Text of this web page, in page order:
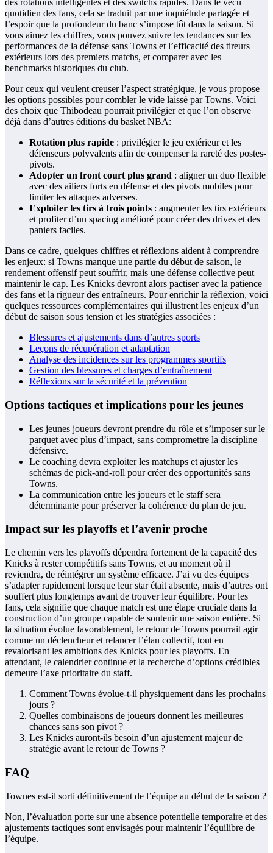
des rotations intelligentes et des switchs rapides. Dans le vécu
quotidien des fans, cela se traduit par une inquiétude partagée et
l’espoir que la profondeur du banc s’impose tôt dans la saison. Si
vous aimez les chiffres, vous pouvez suivre les tendances sur les
performances de la défense sans Towns et l’efficacité des tireurs
extérieurs lors des premiers matchs, et comparer avec les
benchmarks historiques du club.
Pour ceux qui veulent creuser l’aspect stratégique, je vous propose
les options possibles pour combler le vide laissé par Towns. Voici
des choix que Thibodeau pourrait privilégier et que l’on observe
déjà dans d’autres éditions du basket NBA:
Rotation plus rapide : privilégier le jeu extérieur et les
défenseurs polyvalents afin de compenser la rareté des postes-
pivots.
Adopter un front court plus grand : aligner un duo flexible
avec des ailiers forts en défense et des pivots mobiles pour
limiter les attaques adverses.
Exploiter les tirs à trois points : augmenter les tirs extérieurs
et profiter d’un spacing amélioré pour créer des drives et des
paniers faciles.
Dans ce cadre, quelques chiffres et réflexions aident à comprendre
les enjeux: si Towns manque une partie du début de saison, le
rendement offensif peut souffrir, mais une défense collective peut
maintenir le cap. Les Knicks devront alors pactiser avec la patience
des fans et la rigueur des entraîneurs. Pour enrichir la réflexion, voici
quelques ressources complémentaires qui illustrent les enjeux d’un
début de saison sous tension et les stratégies associées :
Blessures et ajustements dans d’autres sports
Leçons de récupération et adaptation
Analyse des incidences sur les programmes sportifs
Gestion des blessures et charges d’entraînement
Réflexions sur la sécurité et la prévention
Options tactiques et implications pour les jeunes
Les jeunes joueurs devront prendre du rôle et s’imposer sur le
parquet avec plus d’impact, sans compromettre la discipline
défensive.
Le coaching devra exploiter les matchups et ajuster les
schémas de pick-and-roll pour créer des opportunités sans
Towns.
La communication entre les joueurs et le staff sera
déterminante pour préserver la cohérence du plan de jeu.
Impact sur les playoffs et l’avenir proche
Le chemin vers les playoffs dépendra fortement de la capacité des
Knicks à rester compétitifs sans Towns, et au moment où il
reviendra, de réintégrer un système efficace. J’ai vu des équipes
s’adapter rapidement lorsque leur star était absente, mais d’autres ont
souffert plus longtemps avant de trouver leur équilibre. Pour les
fans, cela signifie que chaque match est une étape cruciale dans la
construction d’un groupe capable de soutenir une saison entière. Si
la situation évolue favorablement, le retour de Towns pourrait agir
comme un déclencheur et relancer l’élan collectif, tout en
revalorisant les ambitions des Knicks pour les playoffs. En
attendant, le calendrier continue et la recherche d’options crédibles
demeure l’axe prioritaire du staff.
Comment Towns évolue-t-il physiquement dans les prochains
jours ?
Quelles combinaisons de joueurs donnent les meilleures
chances sans son pivot ?
Les Knicks auront-ils besoin d’un ajustement majeur de
stratégie avant le retour de Towns ?
FAQ
Townes est-il sorti définitivement de l’équipe au début de la saison ?
Non, l’évaluation porte sur une absence potentielle temporaire et des
ajustements tactiques sont envisagés pour maintenir l’équilibre de
l’équipe.